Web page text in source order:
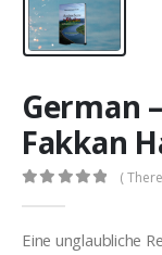
German
Fakkan
(
Eine unglaubliche